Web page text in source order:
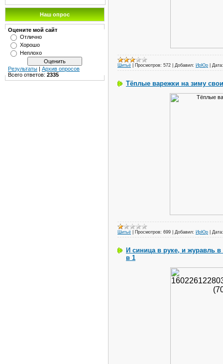
Наш опрос
Оцените мой сайт
Отлично
Хорошо
Неплохо
Результаты | Архив опросов
Всего ответов: 2335
Шитьё Просмотров: 572 Добавил: ИрЮр Дата:
Тёплые варежки на зиму
Шитьё Просмотров: 699 Добавил: ИрЮр Дата:
И синица в руке, и журавль
в 1